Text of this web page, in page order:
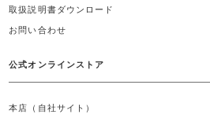
取扱説明書ダウンロード
お問い合わせ
公式オンラインストア
本店（自社サイト）